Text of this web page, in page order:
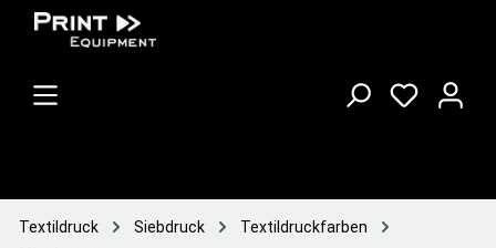
Textildruck Siebdruck
Textildruckfarben